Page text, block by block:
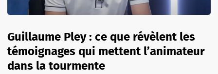
Guillaume Pley : ce que révèlent les
témoignages qui mettent l’animateur
dans la tourmente